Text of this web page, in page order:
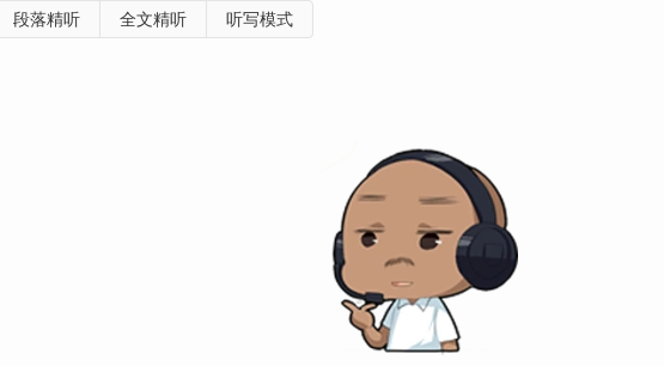
段落精听 全文精听 听写模式